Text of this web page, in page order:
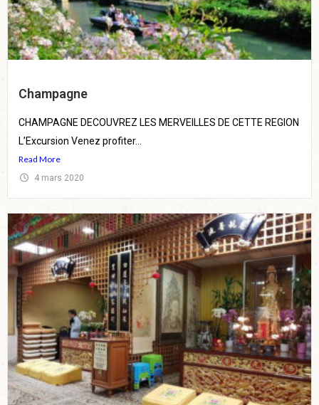
Champagne
CHAMPAGNE DECOUVREZ LES MERVEILLES DE CETTE REGION
L’Excursion Venez profiter...
Read More
4 mars 2020